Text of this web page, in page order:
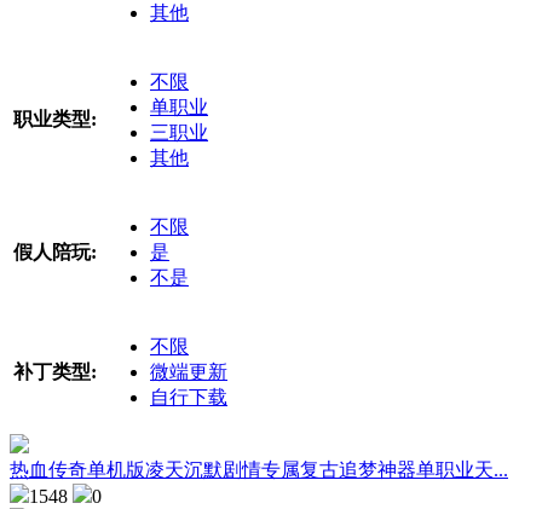
其他
职业类型:
不限
单职业
三职业
其他
假人陪玩:
不限
是
不是
补丁类型:
不限
微端更新
自行下载
热血传奇单机版凌天沉默剧情专属复古追梦神器单职业天...
1548
0